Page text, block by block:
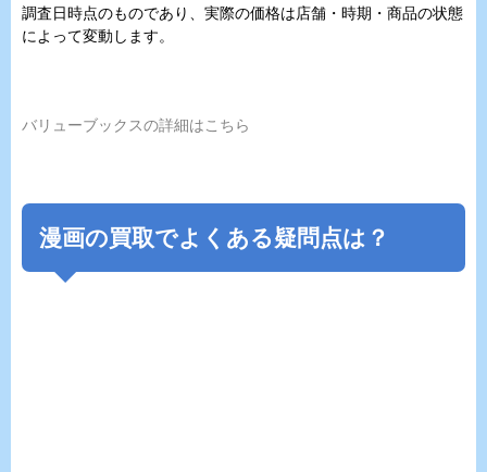
調査日時点のものであり、実際の価格は店舗・時期・商品の状態
によって変動します。
バリューブックスの詳細はこちら
漫画の買取でよくある疑問点は？